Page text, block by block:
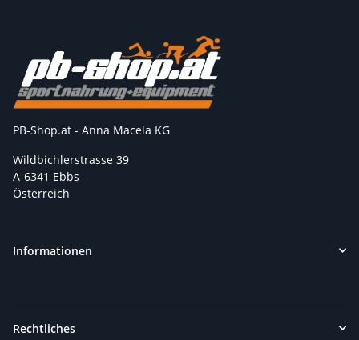
PB-Shop.at - Anna Macela KG
Wildbichlerstrasse 39
A-6341 Ebbs
Österreich
Informationen
Rechtliches